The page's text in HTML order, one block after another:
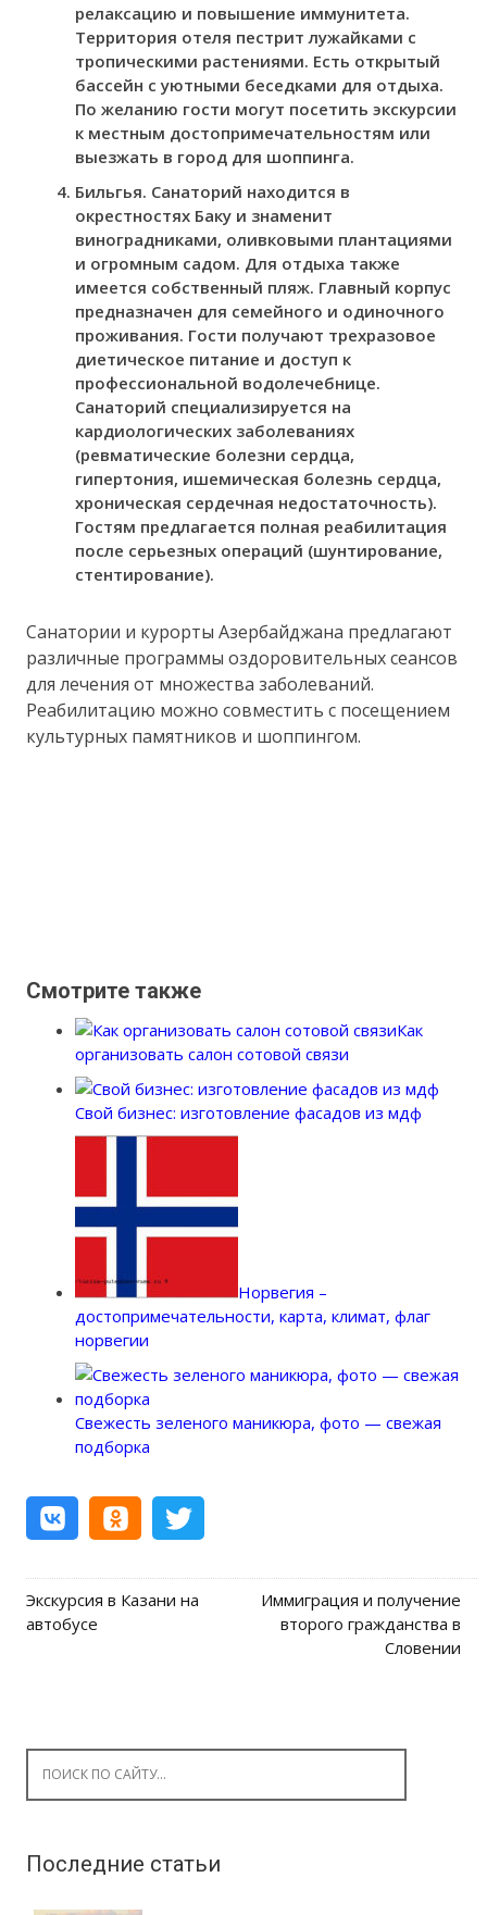
релаксацию и повышение иммунитета.
Территория отеля пестрит лужайками с
тропическими растениями. Есть открытый
бассейн с уютными беседками для отдыха.
По желанию гости могут посетить экскурсии
к местным достопримечательностям или
выезжать в город для шоппинга.
Бильгья. Санаторий находится в
окрестностях Баку и знаменит
виноградниками, оливковыми плантациями
и огромным садом. Для отдыха также
имеется собственный пляж. Главный корпус
предназначен для семейного и одиночного
проживания. Гости получают трехразовое
диетическое питание и доступ к
профессиональной водолечебнице.
Санаторий специализируется на
кардиологических заболеваниях
(ревматические болезни сердца,
гипертония, ишемическая болезнь сердца,
хроническая сердечная недостаточность).
Гостям предлагается полная реабилитация
после серьезных операций (шунтирование,
стентирование).
Санатории и курорты Азербайджана предлагают
различные программы оздоровительных сеансов
для лечения от множества заболеваний.
Реабилитацию можно совместить с посещением
культурных памятников и шоппингом.
Смотрите также
Как
организовать салон сотовой связи
Свой бизнес: изготовление фасадов из мдф
Норвегия –
достопримечательности, карта, климат, флаг
норвегии
Свежесть зеленого маникюра, фото — свежая
подборка
Post navigation
Экскурсия в Казани на
автобусе
Иммиграция и получение
второго гражданства в
Словении
Последние статьи